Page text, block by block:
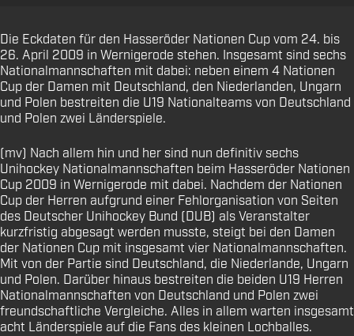
Die Eckdaten für den Hasseröder Nationen Cup vom 24. bis
26. April 2009 in Wernigerode stehen. Insgesamt sind sechs
Nationalmannschaften mit dabei: neben einem 4 Nationen
Cup der Damen mit Deutschland, den Niederlanden, Ungarn
und Polen bestreiten die U19 Nationalteams von Deutschland
und Polen zwei Länderspiele.
(mv) Nach allem hin und her sind nun definitiv sechs
Unihockey Nationalmannschaften beim Hasseröder Nationen
Cup 2009 in Wernigerode mit dabei. Nachdem der Nationen
Cup der Herren aufgrund einer Fehlorganisation von Seiten
des Deutscher Unihockey Bund (DUB) als Veranstalter
kurzfristig abgesagt werden musste, steigt bei den Damen
der Nationen Cup mit insgesamt vier Nationalmannschaften.
Mit von der Partie sind Deutschland, die Niederlande, Ungarn
und Polen. Darüber hinaus bestreiten die beiden U19 Herren
Nationalmannschaften von Deutschland und Polen zwei
freundschaftliche Vergleiche. Alles in allem warten insgesamt
acht Länderspiele auf die Fans des kleinen Lochballes.